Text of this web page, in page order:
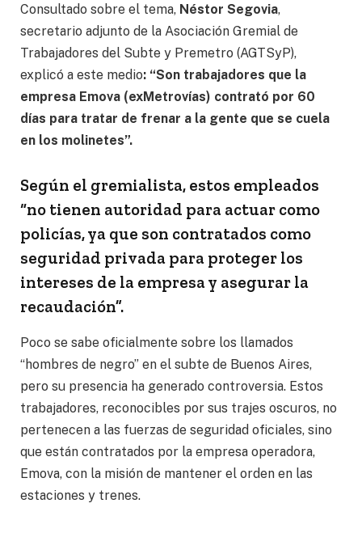
Consultado sobre el tema, Néstor Segovia,
secretario adjunto de la Asociación Gremial de
Trabajadores del Subte y Premetro (AGTSyP),
explicó a este medio: “Son trabajadores que la
empresa Emova (exMetrovías) contrató por 60
días para tratar de frenar a la gente que se cuela
en los molinetes”.
Según el gremialista, estos empleados
“no tienen autoridad para actuar como
policías, ya que son contratados como
seguridad privada para proteger los
intereses de la empresa y asegurar la
recaudación”.
Poco se sabe oficialmente sobre los llamados
“hombres de negro” en el subte de Buenos Aires,
pero su presencia ha generado controversia. Estos
trabajadores, reconocibles por sus trajes oscuros, no
pertenecen a las fuerzas de seguridad oficiales, sino
que están contratados por la empresa operadora,
Emova, con la misión de mantener el orden en las
estaciones y trenes.